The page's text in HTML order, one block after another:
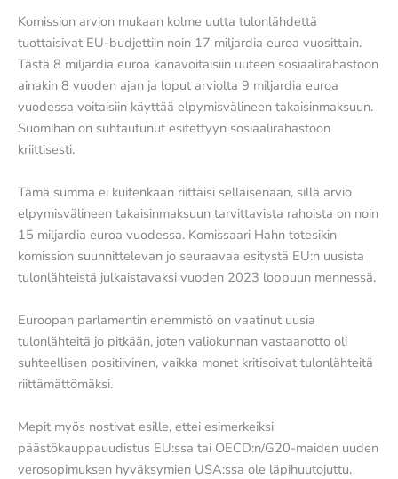
Komission arvion mukaan kolme uutta tulonlähdettä
tuottaisivat EU-budjettiin noin 17 miljardia euroa vuosittain.
Tästä 8 miljardia euroa kanavoitaisiin uuteen sosiaalirahastoon
ainakin 8 vuoden ajan ja loput arviolta 9 miljardia euroa
vuodessa voitaisiin käyttää elpymisvälineen takaisinmaksuun.
Suomihan on suhtautunut esitettyyn sosiaalirahastoon
kriittisesti.
Tämä summa ei kuitenkaan riittäisi sellaisenaan, sillä arvio
elpymisvälineen takaisinmaksuun tarvittavista rahoista on noin
15 miljardia euroa vuodessa. Komissaari Hahn totesikin
komission suunnittelevan jo seuraavaa esitystä EU:n uusista
tulonlähteistä julkaistavaksi vuoden 2023 loppuun mennessä.
Euroopan parlamentin enemmistö on vaatinut uusia
tulonlähteitä jo pitkään, joten valiokunnan vastaanotto oli
suhteellisen positiivinen, vaikka monet kritisoivat tulonlähteitä
riittämättömäksi.
Mepit myös nostivat esille, ettei esimerkeiksi
päästökauppauudistus EU:ssa tai OECD:n/G20-maiden uuden
verosopimuksen hyväksymien USA:ssa ole läpihuutojuttu.